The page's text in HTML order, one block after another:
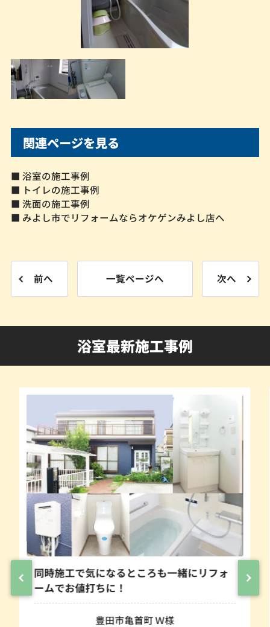
関連ページを見る
■ 浴室の施工事例
■ トイレの施工事例
■ 洗面の施工事例
■ みよし市でリフォームならオケゲンみよし店へ
前へ 一覧ページへ 次へ
浴室最新施工事例
同時施工で気になるところも一緒にリフォ
ームでお値打ちに！
豊田市亀首町 Ｗ様